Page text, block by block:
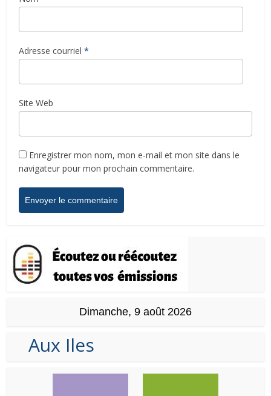
Adresse courriel *
Site Web
Enregistrer mon nom, mon e-mail et mon site dans le
navigateur pour mon prochain commentaire.
Dimanche, 9 août 2026
Aux Iles